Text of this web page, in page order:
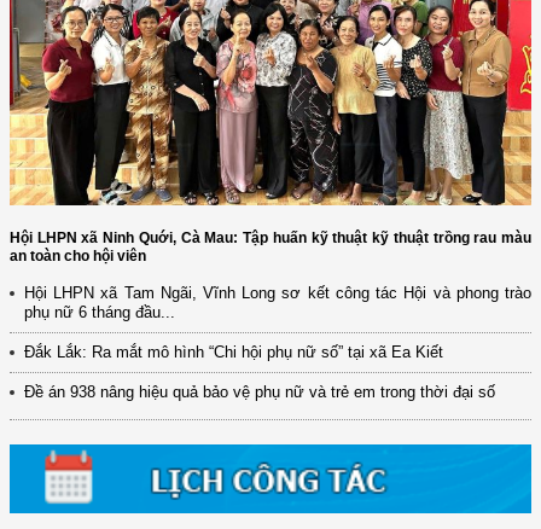
Hội LHPN xã Ninh Quới, Cà Mau: Tập huấn kỹ thuật kỹ thuật trồng rau màu
an toàn cho hội viên
Hội LHPN xã Tam Ngãi, Vĩnh Long sơ kết công tác Hội và phong trào
phụ nữ 6 tháng đầu...
Đắk Lắk: Ra mắt mô hình “Chi hội phụ nữ số” tại xã Ea Kiết
Đề án 938 nâng hiệu quả bảo vệ phụ nữ và trẻ em trong thời đại số
(12/TB-HĐKH) V/v đăng ký, đề xuất nhiệm vụ Khoa học, công nghệ và
31/10/2025 ...
xây dựng ...
(891/KH-ĐCT) Kế hoạch thực hiện Nghị quyết số 72-NQ/TW ngày
9/9/2025 của Bộ ...